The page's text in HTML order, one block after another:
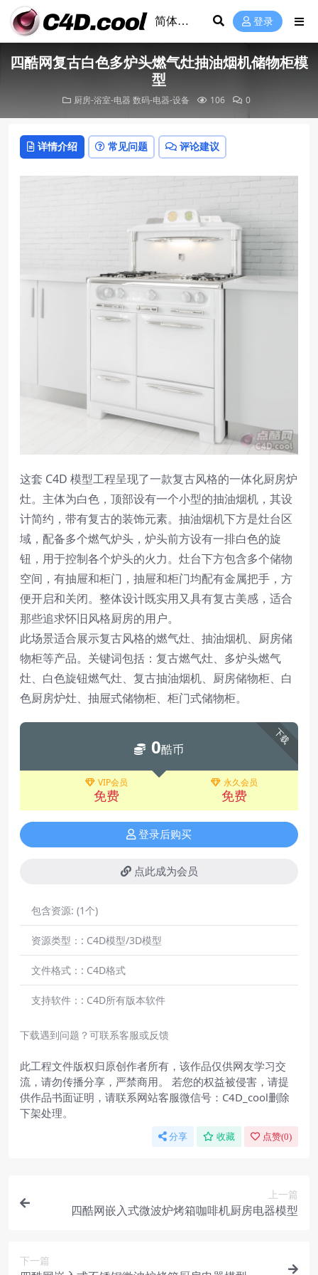
登录
四酷网复古白色多炉头燃气灶抽油烟机储物柜模
型
厨房-浴室-电器 数码-电器-设备 106 0
详情介绍 常见问题 评论建议
这套 C4D 模型工程呈现了一款复古风格的一体化厨房炉
灶。主体为白色，顶部设有一个小型的抽油烟机，其设
计简约，带有复古的装饰元素。抽油烟机下方是灶台区
域，配备多个燃气炉头，炉头前方设有一排白色的旋
钮，用于控制各个炉头的火力。灶台下方包含多个储物
空间，有抽屉和柜门，抽屉和柜门均配有金属把手，方
便开启和关闭。整体设计既实用又具有复古美感，适合
那些追求怀旧风格厨房的用户。
此场景适合展示复古风格的燃气灶、抽油烟机、厨房储
物柜等产品。关键词包括：复古燃气灶、多炉头燃气
灶、白色旋钮燃气灶、复古抽油烟机、厨房储物柜、白
色厨房炉灶、抽屉式储物柜、柜门式储物柜。
下载
0酷币
VIP会员
免费
永久会员
免费
登录后购买
点此成为会员
包含资源: (1个)
资源类型：: C4D模型/3D模型
文件格式：: C4D格式
支持软件：: C4D所有版本软件
下载遇到问题？可联系客服或反馈
此工程文件版权归原创作者所有，该作品仅供网友学习交
流，请勿传播分享，严禁商用。 若您的权益被侵害，请提
供作品书面证明，请联系网站客服微信号：C4D_cool删除
下架处理。
分享 收藏 点赞(0)
上一篇
四酷网嵌入式微波炉烤箱咖啡机厨房电器模型
下一篇